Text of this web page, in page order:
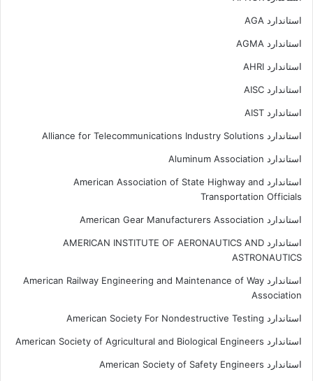
استاندارد AGA
استاندارد AGMA
استاندارد AHRI
استاندارد AISC
استاندارد AIST
استاندارد Alliance for Telecommunications Industry Solutions
استاندارد Aluminum Association
استاندارد American Association of State Highway and
Transportation Officials
استاندارد American Gear Manufacturers Association
استاندارد AMERICAN INSTITUTE OF AERONAUTICS AND
ASTRONAUTICS
استاندارد American Railway Engineering and Maintenance of Way
Association
استاندارد American Society For Nondestructive Testing
استاندارد American Society of Agricultural and Biological Engineers
استاندارد American Society of Safety Engineers